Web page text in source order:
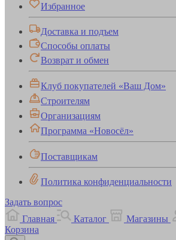
Избранное
Доставка и подъем
Способы оплаты
Возврат и обмен
Клуб покупателей «Ваш Дом»
Строителям
Организациям
Программа «Новосёл»
Поставщикам
Политика конфиденциальности
Задать вопрос
Главная
Каталог Магазины
Корзина